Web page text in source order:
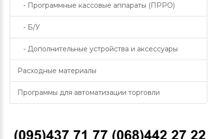
- Программные кассовые аппараты (ПРРО)
- Б/У
- Дополнительные устройства и аксессуары
Расходные материалы
Программы для автоматизации торговли